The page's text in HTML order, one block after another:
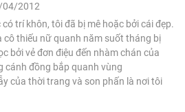
04/2012
có trí khôn, tôi đã bị mê hoặc bởi cái đẹp.
cô thiếu nữ quanh năm suốt tháng bị
bởi vẻ đơn điệu đến nhàm chán của
cánh đồng bắp quanh vùng
của thời trang và son phấn là nơi tôi